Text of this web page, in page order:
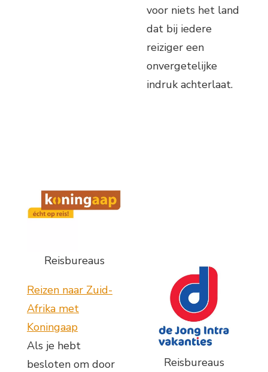
voor niets het land
dat bij iedere
reiziger een
onvergetelijke
indruk achterlaat.
Reisbureaus
Reizen naar Zuid-
Afrika met
Koningaap
Als je hebt
besloten om door
Reisbureaus